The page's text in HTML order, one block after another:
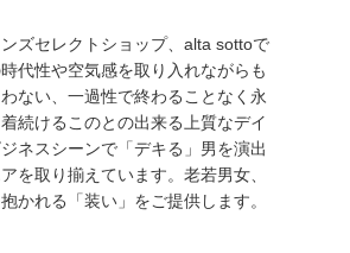
ズセレクトショップ、alta sottoで
代性や空気感を取り入れながらも
ない、一過性で終わることなく永
続けるこのとの出来る上質なデイ
ネスシーンで「デキる」男を演出
を取り揃えています。老若男女、
かれる「装い」をご提供します。